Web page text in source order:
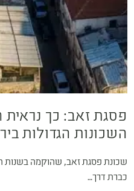
פסגת זאב: כך
השכונות הגדולות
כברת דרך…